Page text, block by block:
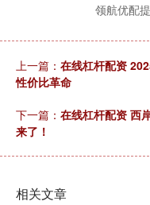
领航优配
上一篇： 在线杠杆配资
性价比革命
下一篇： 在线杠杆配资 西
来了！
相关文章